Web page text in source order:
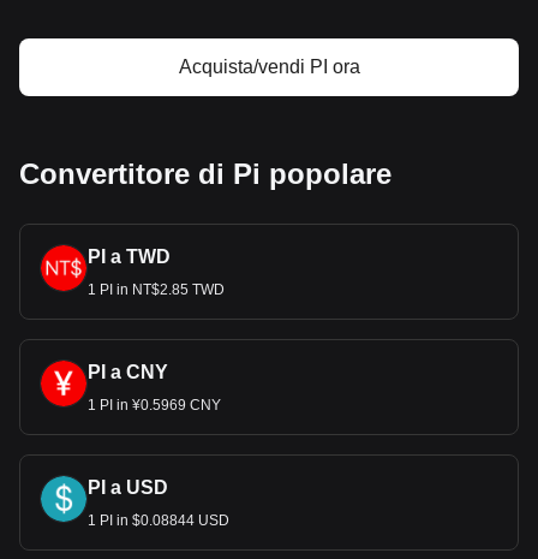
Acquista/vendi PI ora
Convertitore di Pi popolare
PI a TWD
1 PI in NT$2.85 TWD
PI a CNY
1 PI in ¥0.5969 CNY
PI a USD
1 PI in $0.08844 USD